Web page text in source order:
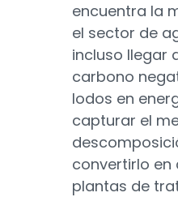
encuentra la
el sector de
incluso llegar
carbono
lodos en
capturar el
convertirlo en
plantas de